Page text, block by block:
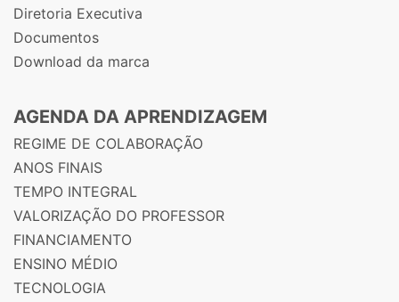
Diretoria Executiva
Documentos
Download da marca
AGENDA DA APRENDIZAGEM
REGIME DE COLABORAÇÃO
ANOS FINAIS
TEMPO INTEGRAL
VALORIZAÇÃO DO PROFESSOR
FINANCIAMENTO
ENSINO MÉDIO
TECNOLOGIA